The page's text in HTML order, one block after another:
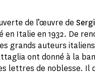
de l’œuvre de
en Italie en 1932. De
grands auteurs
ont donné à la
lettres de noblesse. Il